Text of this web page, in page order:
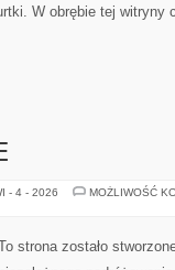
W obrębie tej witryny
- 4 - 2026
MOŻLIWOŚĆ
strona zostało